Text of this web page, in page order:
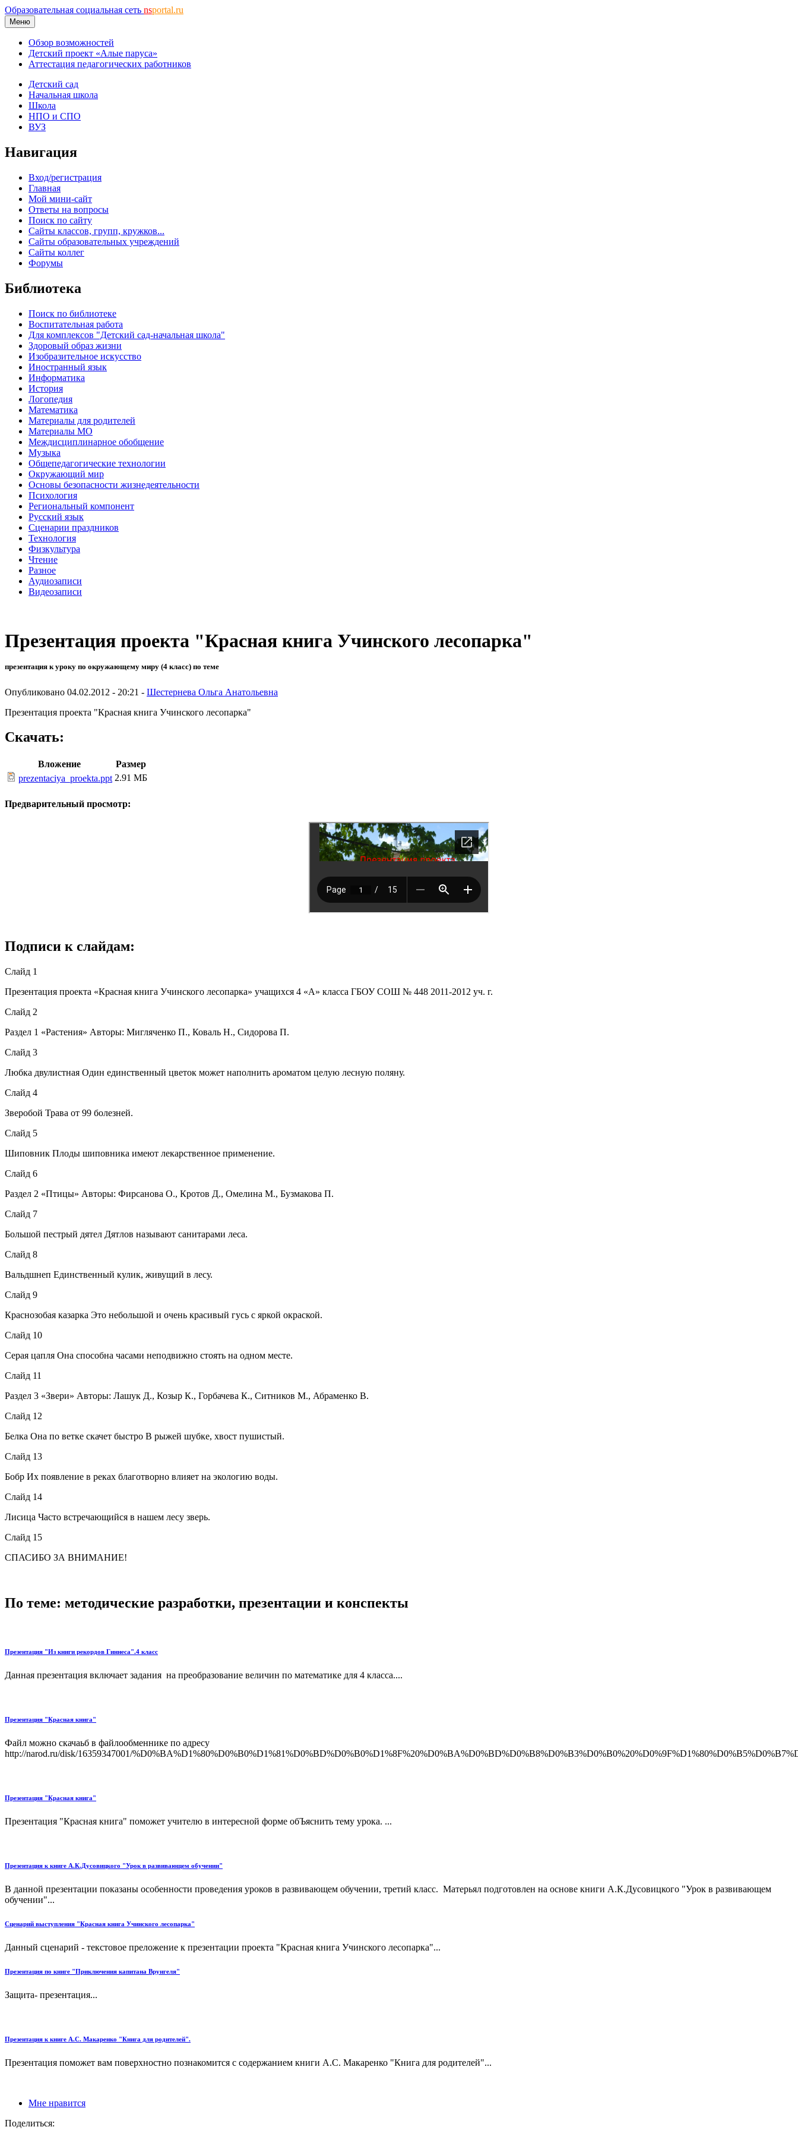
Образовательная социальная сеть nsportal.ru
Меню
Обзор возможностей
Детский проект «Алые паруса»
Аттестация педагогических работников
Детский сад
Начальная школа
Школа
НПО и СПО
ВУЗ
Навигация
Вход/регистрация
Главная
Мой мини-сайт
Ответы на вопросы
Поиск по сайту
Сайты классов, групп, кружков...
Сайты образовательных учреждений
Сайты коллег
Форумы
Библиотека
Поиск по библиотеке
Воспитательная работа
Для комплексов "Детский сад-начальная школа"
Здоровый образ жизни
Изобразительное искусство
Иностранный язык
Информатика
История
Логопедия
Математика
Материалы для родителей
Материалы МО
Междисциплинарное обобщение
Музыка
Общепедагогические технологии
Окружающий мир
Основы безопасности жизнедеятельности
Психология
Региональный компонент
Русский язык
Сценарии праздников
Технология
Физкультура
Чтение
Разное
Аудиозаписи
Видеозаписи
Презентация проекта "Красная книга Учинского лесопарка"
презентация к уроку по окружающему миру (4 класс) по теме
Опубликовано 04.02.2012 - 20:21 - Шестернева Ольга Анатольевна
Презентация проекта "Красная книга Учинского лесопарка"
Скачать:
Вложение
Размер
prezentaciya_proekta.ppt 2.91 МБ
Предварительный просмотр:
Подписи к слайдам:
Слайд 1
Презентация проекта «Красная книга Учинского лесопарка» учащихся 4 «А» класса ГБОУ СОШ № 448 2011-2012 уч. г.
Слайд 2
Раздел 1 «Растения» Авторы: Мигляченко П., Коваль Н., Сидорова П.
Слайд 3
Любка двулистная Один единственный цветок может наполнить ароматом целую лесную поляну.
Слайд 4
Зверобой Трава от 99 болезней.
Слайд 5
Шиповник Плоды шиповника имеют лекарственное применение.
Слайд 6
Раздел 2 «Птицы» Авторы: Фирсанова О., Кротов Д., Омелина М., Бузмакова П.
Слайд 7
Большой пестрый дятел Дятлов называют санитарами леса.
Слайд 8
Вальдшнеп Единственный кулик, живущий в лесу.
Слайд 9
Краснозобая казарка Это небольшой и очень красивый гусь с яркой окраской.
Слайд 10
Серая цапля Она способна часами неподвижно стоять на одном месте.
Слайд 11
Раздел 3 «Звери» Авторы: Лашук Д., Козыр К., Горбачева К., Ситников М., Абраменко В.
Слайд 12
Белка Она по ветке скачет быстро В рыжей шубке, хвост пушистый.
Слайд 13
Бобр Их появление в реках благотворно влияет на экологию воды.
Слайд 14
Лисица Часто встречающийся в нашем лесу зверь.
Слайд 15
СПАСИБО ЗА ВНИМАНИЕ!
По теме: методические разработки, презентации и конспекты
Презентация "Из книги рекордов Гиннеса".4 класс
Данная презентация включает задания на преобразование величин по математике для 4 класса....
Презентация "Красная книга"
Файл можно скачаьб в файлообменнике по адресу
http://narod.ru/disk/16359347001/
Презентация "Красная книга"
Презентация "Красная книга" поможет учителю в интересной форме обЪяснить тему урока. ...
Презентация к книге А.К.Дусовицкого "Урок в развивающем обучении"
В данной презентации показаны особенности проведения уроков в развивающем обучении, третий класс. Матерьял подготовлен на основе книги А.К.Дусовицкого "Урок в развивающем
обучении"...
Сценарий выступления "Красная книга Учинского лесопарка"
Данный сценарий - текстовое преложение к презентации проекта "Красная книга Учинского лесопарка"...
Презентация по книге "Приключения капитана Врунгеля"
Защита- презентация...
Презентация к книге А.С. Макаренко "Книга для родителей".
Презентация поможет вам поверхностно познакомится с содержанием книги А.С. Макаренко "Книга для родителей"...
Мне нравится
Поделиться: